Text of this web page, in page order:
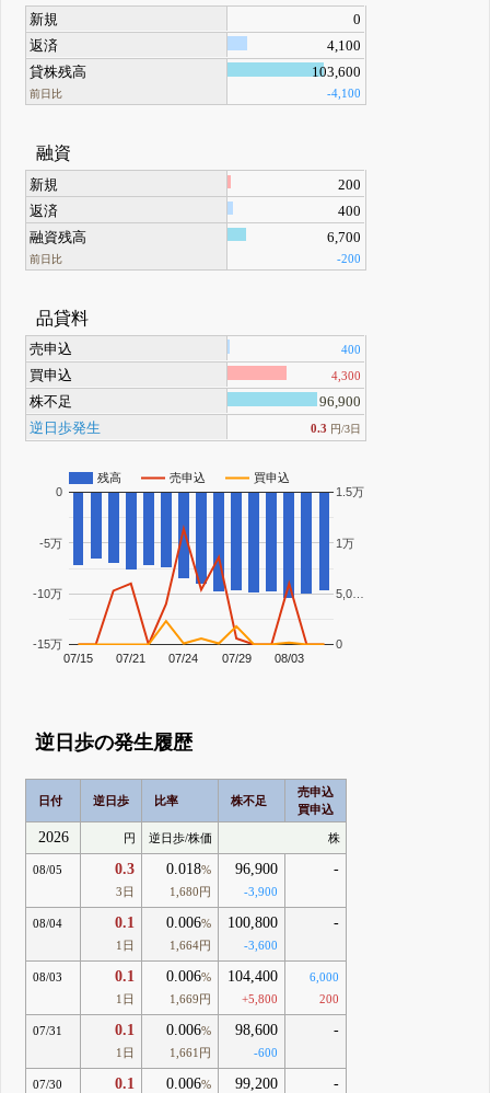
新規
0
返済
4,100
貸株残高
前日比
103,600
-4,100
融資
新規
200
返済
400
融資残高
前日比
6,700
-200
品貸料
売申込 400
買申込 4,300
株不足
96,900
逆日歩発生
0.3 円/3日
残高 売申込 買申込
07/15 07/21 07/24 07/29 08/03
-15万
-10万
-5万
0
0
5,0…
1万
1.5万
逆日歩の発生履歴
日付 逆日歩 比率 株不足
売申込
買申込
2026 円 逆日歩/株価 株
08/05 0.3
3日
0.018%
1,680円
96,900
-3,900
-
08/04 0.1
1日
0.006%
1,664円
100,800
-3,600
-
08/03 0.1
1日
0.006%
1,669円
104,400
+5,800
6,000
200
07/31 0.1
1日
0.006%
1,661円
98,600
-600
-
07/30 0.1 0.006%
99,200 -